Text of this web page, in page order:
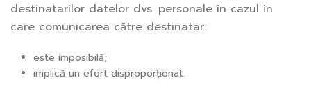
destinatarilor datelor dvs. personale în cazul în
care comunicarea către destinatar:
este imposibilă;
implică un efort disproporționat.